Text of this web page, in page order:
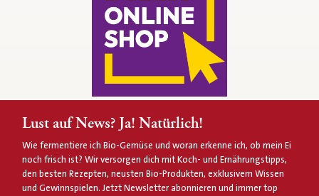
Lust auf News? Ja! Natürlich!
Wie fermentiere ich Bio-Gemüse und woran erkenne ich, ob mein Ei
noch frisch ist? Wir versorgen dich mit Koch- und Ernährungstipps,
den besten Rezepten, neusten Bio-Produkten, exklusivem Wissen
und Gewinnspielen. Jetzt Newsletter abonnieren und immer top